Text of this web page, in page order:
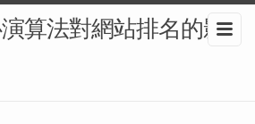
算法對網站排名的影